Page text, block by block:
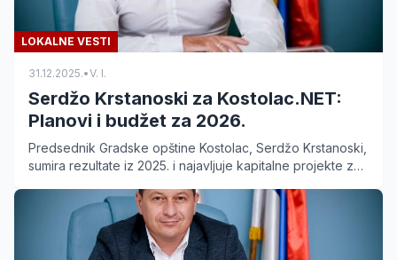
LOKALNE VESTI
31.12.2025.•V. I.
Serdžo Krstanoski za Kostolac.NET:
Planovi i budžet za 2026.
Predsednik Gradske opštine Kostolac, Serdžo Krstanoski,
sumira rezultate iz 2025. i najavljuje kapitalne projekte za